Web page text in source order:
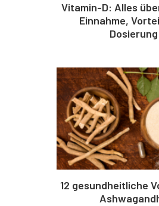
Vitamin-D: Alles
Einnahme,
Dosierung
12 gesundheitliche